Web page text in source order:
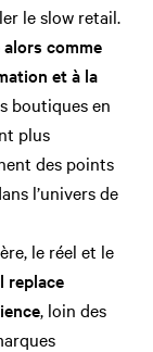
le slow retail.
alors comme
et à la
boutiques en
plus
des points
l’univers de
le réel et le
replace
, loin des